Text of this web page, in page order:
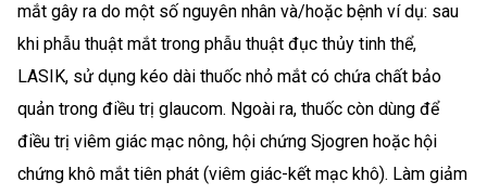
mắt gây ra do một số nguyên nhân và/hoặc bệnh ví dụ: sau
khi phẫu thuật mắt trong phẫu thuật đục thủy tinh thể,
LASIK, sử dụng kéo dài thuốc nhỏ mắt có chứa chất bảo
quản trong điều trị glaucom. Ngoài ra, thuốc còn dùng để
điều trị viêm giác mạc nông, hội chứng Sjogren hoặc hội
chứng khô mắt tiên phát (viêm giác-kết mạc khô). Làm giảm